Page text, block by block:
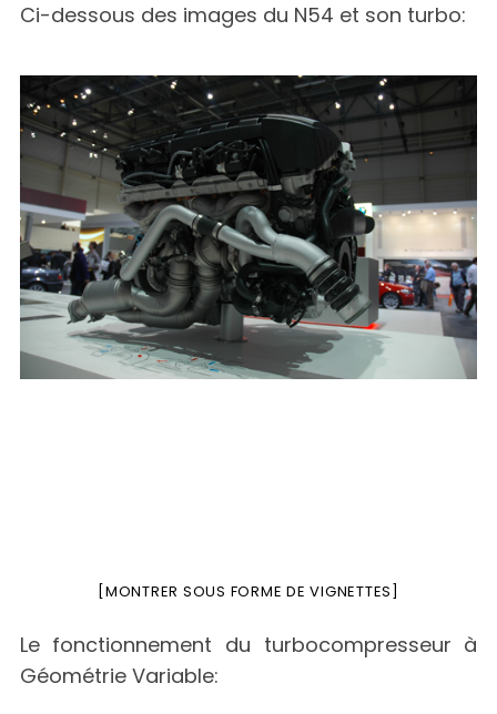
Ci-dessous des images du N54 et son turbo:
[MONTRER SOUS FORME DE VIGNETTES]
Le fonctionnement du turbocompresseur à
Géométrie Variable: